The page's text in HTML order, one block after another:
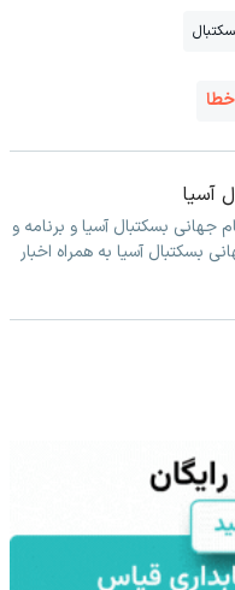
آسیا
بسکتبال آسیا و برنامه و
بسکتبال آسیا به همراه اخبار